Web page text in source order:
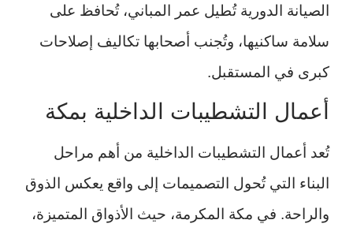
الصيانة الدورية تُطيل عمر المباني، تُحافظ على
سلامة ساكنيها، وتُجنب أصحابها تكاليف إصلاحات
كبرى في المستقبل.
أعمال التشطيبات الداخلية بمكة
تُعد أعمال التشطيبات الداخلية من أهم مراحل
البناء التي تُحول التصميمات إلى واقع يعكس الذوق
والراحة. في مكة المكرمة، حيث الأذواق المتميزة،